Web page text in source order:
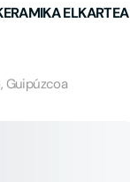
ELKARTEA
Guipúzcoa